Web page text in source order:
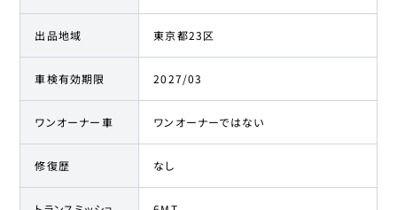
出品地域 東京都23区
車検有効期限 2027/03
ワンオーナー車 ワンオーナーではない
修復歴 なし